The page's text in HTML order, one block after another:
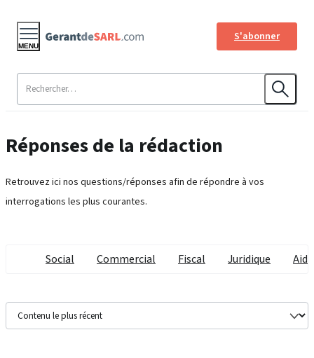
S'abonner
MENU
Réponses de la rédaction
Retrouvez ici nos questions/réponses afin de répondre à vos
interrogations les plus courantes.
Social Commercial Fiscal Juridique